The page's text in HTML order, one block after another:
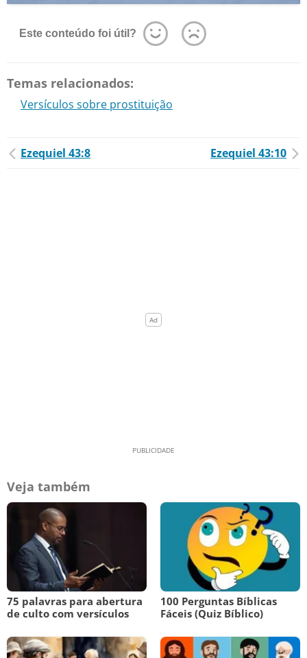
Este conteúdo foi útil?
Temas relacionados:
Versículos sobre prostituição
Ezequiel 43:8 Ezequiel 43:10
Veja também
75 palavras para abertura
de culto com versículos
100 Perguntas Bíblicas
Fáceis (Quiz Bíblico)